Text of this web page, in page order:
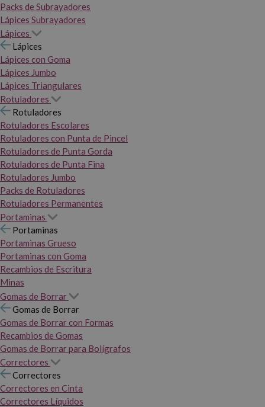
Packs de Subrayadores
Lápices Subrayadores
Lápices
Lápices
Lápices con Goma
Lápices Jumbo
Lápices Triangulares
Rotuladores
Rotuladores
Rotuladores Escolares
Rotuladores con Punta de Pincel
Rotuladores de Punta Gorda
Rotuladores de Punta Fina
Rotuladores Jumbo
Packs de Rotuladores
Rotuladores Permanentes
Portaminas
Portaminas
Portaminas Grueso
Portaminas con Goma
Recambios de Escritura
Minas
Gomas de Borrar
Gomas de Borrar
Gomas de Borrar con Formas
Recambios de Gomas
Gomas de Borrar para Bolígrafos
Correctores
Correctores
Correctores en Cinta
Correctores Líquidos